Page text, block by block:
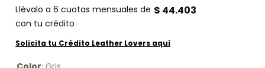
Llévalo a6 cuotas mensuales de $ 44.403
con tu crédito
Solicita tu Crédito Leather Lovers aquí